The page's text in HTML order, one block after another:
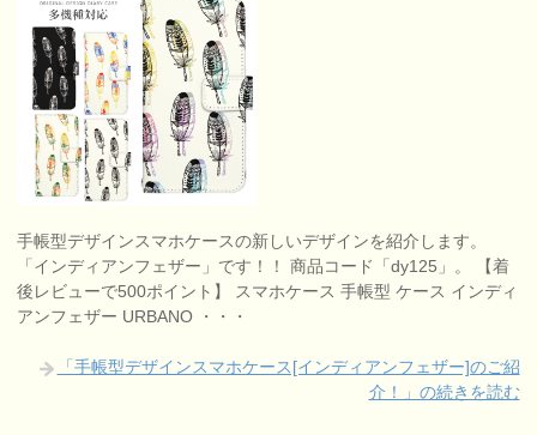
手帳型デザインスマホケースの新しいデザインを紹介します。
「インディアンフェザー」です！！ 商品コード「dy125」。 【着
後レビューで500ポイント】 スマホケース 手帳型 ケース インディ
アンフェザー URBANO ・・・
「手帳型デザインスマホケース[インディアンフェザー]のご紹
介！」の続きを読む